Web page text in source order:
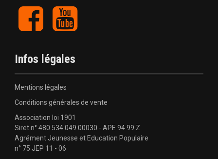
F
c
o
Y
u
Infos légales
Mentions légales
Conditions générales de vente
Association loi 1901
Siret n° 480 534 049 00030 - APE 94 99 Z
Agrément Jeunesse et Education Populaire
n° 75 JEP 11 - 06